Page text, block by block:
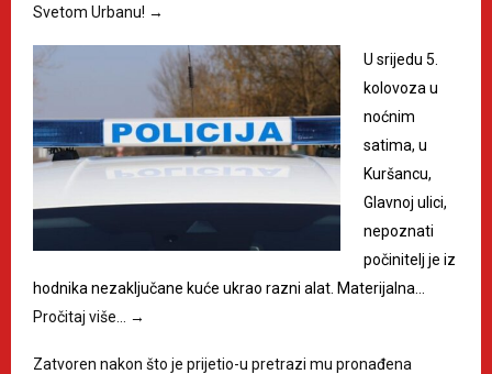
Svetom Urbanu! →
U srijedu 5.
kolovoza u
noćnim
satima, u
Kuršancu,
Glavnoj ulici,
nepoznati
počinitelj je iz
hodnika nezaključane kuće ukrao razni alat. Materijalna…
Pročitaj više…
→
Zatvoren nakon što je prijetio-u pretrazi mu pronađena